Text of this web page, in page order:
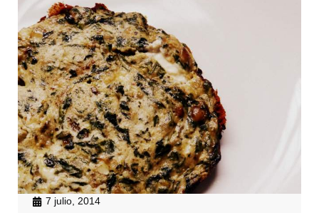
7 julio, 2014